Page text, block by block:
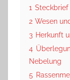
1 Steckbrief
2 Wesen
3 Herkunft
4
Nebelung
5